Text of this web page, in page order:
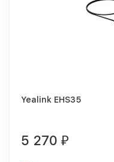
Yealink EHS35
5 270 ₽